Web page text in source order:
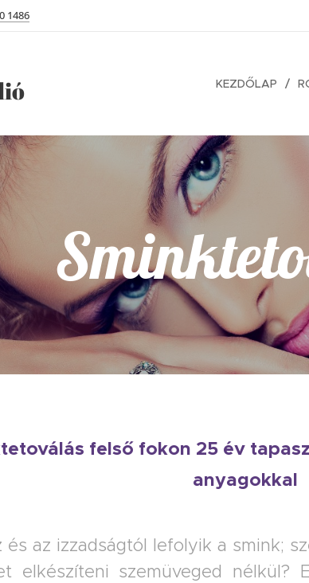
1486
KEZDŐLAP
felső fokon 25 év
anyagokkal
és az izzadságtól lefolyik a smink;
elkészíteni szemüveged nélkül?